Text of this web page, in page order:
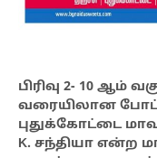
பிரிவு 2- 10 ஆம்
வரையிலான
புதுக்கோட்டை
K. சந்தியா என்ற